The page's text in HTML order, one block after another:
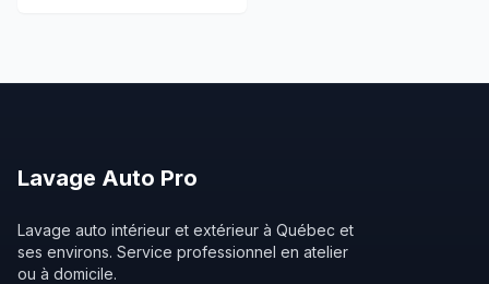
Lavage Auto Pro
Lavage auto intérieur et extérieur à Québec et
ses environs. Service professionnel en atelier
ou à domicile.